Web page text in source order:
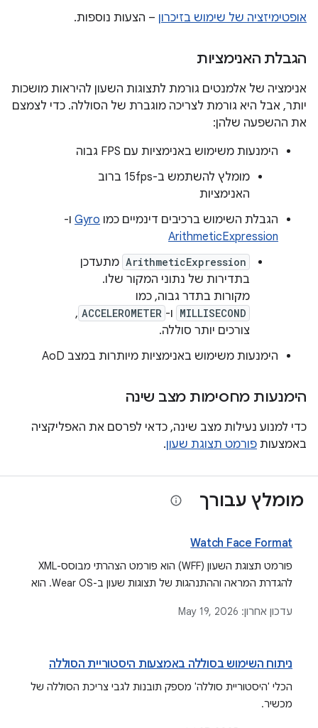
אופטימיזציה של שימוש בזיכרון – הצעות נוספות.
הגבלת האנימציות
אנימציה של אלמנטים גורמת לתצוגות השעון להיראות מושכות
יותר, אבל היא גורמת לצריכה מוגברת של הסוללה. כדי לצמצם
את ההשפעה שלהן:
הימנעות משימוש באנימציות עם FPS גבוה
מומלץ להשתמש ב-15fps ברוב
האנימציות
הגבלת השימוש ברכיבים דינמיים כמו Gyro ו-
ArithmeticExpression
ArithmeticExpression מתעדכן
בתדירות של נתוני המקור שלו.
מקורות בתדר גבוה, כמו
MILLISECOND ו- ACCELEROMETER
,
צורכים יותר סוללה.
הימנעות משימוש באנימציות מיותרות במצב AoD
הימנעות מחסימות מצב שינה
כדי למנוע נעילות מצב שינה, כדאי לפרסם את האפליקציה
באמצעות פורמט תצוגת שעון.
מומלץ עבורך
Watch Face Format
פורמט תצוגת השעון (WFF) הוא פורמט הצהרתי מבוסס-XML
להגדרת המראה וההתנהגות של תצוגות שעון ב-Wear OS. הוא
עדכון אחרון: May 19, 2026
ניתוח השימוש בסוללה באמצעות היסטוריית הסוללה
הכלי 'היסטוריית סוללה' מספק תובנות לגבי צריכת הסוללה של
מכשיר.